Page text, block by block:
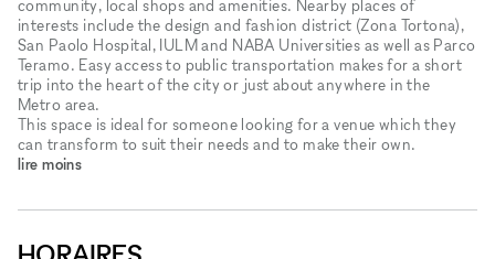
community, local shops and amenities. Nearby places of
interests include the design and fashion district (Zona Tortona),
San Paolo Hospital, IULM and NABA Universities as well as Parco
Teramo. Easy access to public transportation makes for a short
trip into the heart of the city or just about anywhere in the
Metro area.
This space is ideal for someone looking for a venue which they
can transform to suit their needs and to make their own.
lire moins